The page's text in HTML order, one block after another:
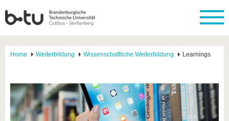
Home Weiterbildung Wissenschaftliche Weiterbildung Learnings